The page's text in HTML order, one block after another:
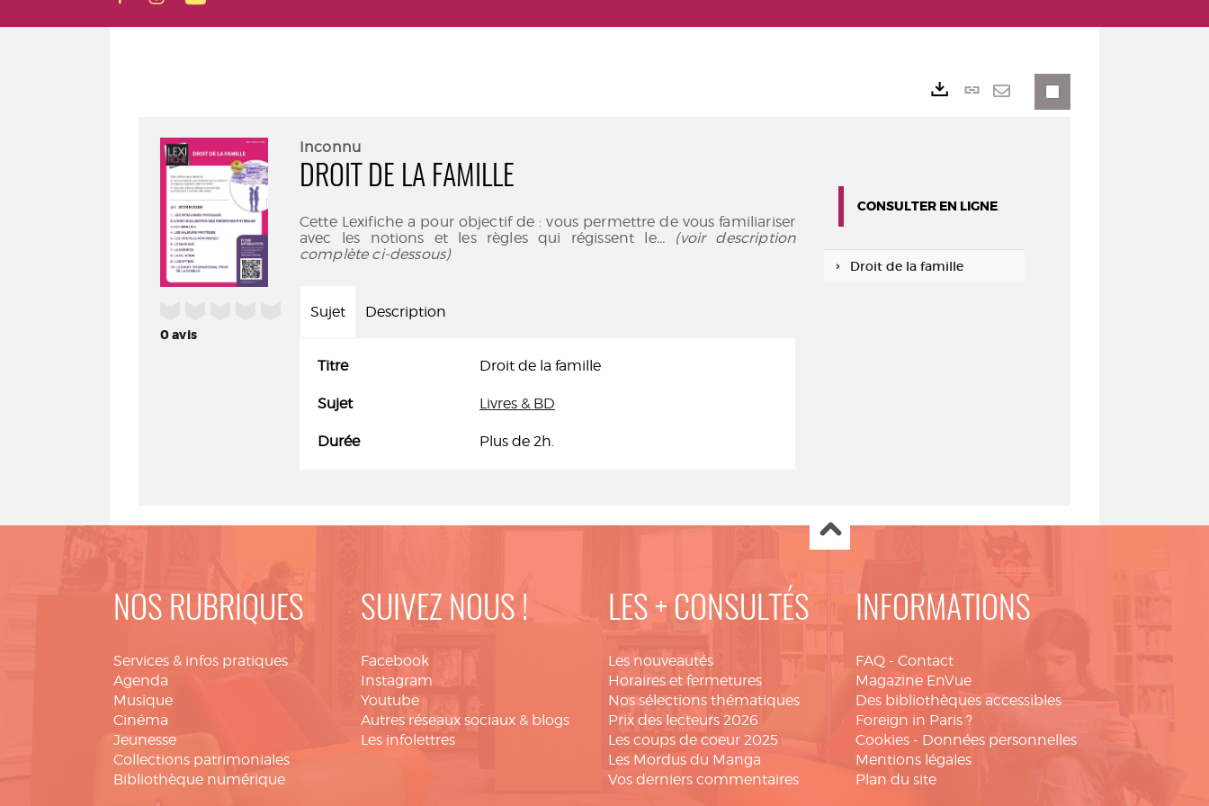
0avis
Inconnu
DROIT DE LA FAMILLE
Cette Lexifiche a pour objectif de : vous permettre de vous familiariser
avec les notions et les règles qui régissent le... (voir description
complète ci-dessous)
Sujet Description
Titre Droit de la famille
Sujet Livres & BD
Durée Plus de 2h.
Lien
CONSULTER EN LIGNE
Droit de la famille
NOS RUBRIQUES
Services & infos pratiques
Agenda
Musique
Cinéma
Jeunesse
Collections patrimoniales
Bibliothèque numérique
SUIVEZ NOUS !
Facebook
Instagram
Youtube
Autres réseaux sociaux & blogs
Les infolettres
LES + CONSULTÉS
Les nouveautés
Horaires et fermetures
Nos sélections thématiques
Prix des lecteurs 2026
Les coups de coeur 2025
Les Mordus du Manga
Vos derniers commentaires
INFORMATIONS
FAQ - Contact
Magazine EnVue
Des bibliothèques accessibles
Foreign in Paris ?
Cookies - Données personnelles
Mentions légales
Plan du site